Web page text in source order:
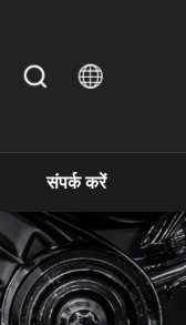
संपर्क करें